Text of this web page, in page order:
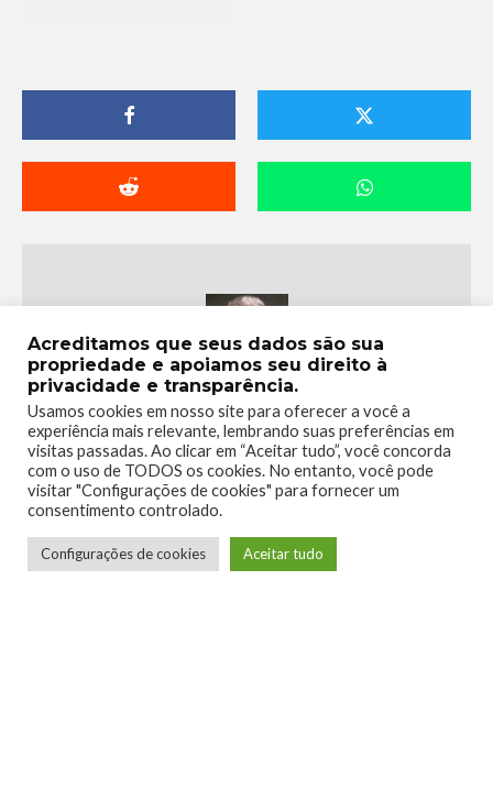
Lucian Ribeiro
Jogador de RPG de mesa, apreciador de
narrativas bem contadas, degustador de
histórias em quadrinhos e autoproclamado
crítico de games.
Acreditamos que seus dados são sua
propriedade e apoiamos seu direito à
privacidade e transparência.
Usamos cookies em nosso site para oferecer a você a
experiência mais relevante, lembrando suas preferências em
visitas passadas. Ao clicar em “Aceitar tudo”, você concorda
com o uso de TODOS os cookies. No entanto, você pode
visitar "Configurações de cookies" para fornecer um
consentimento controlado.
Configurações de cookies Aceitar tudo